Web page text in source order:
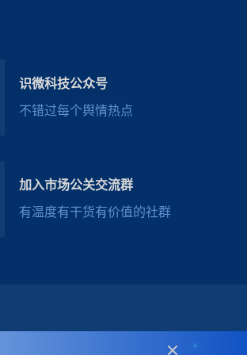
识微科技公众号
不错过每个舆情热点
加入市场公关交流群
有温度有干货有价值的社群